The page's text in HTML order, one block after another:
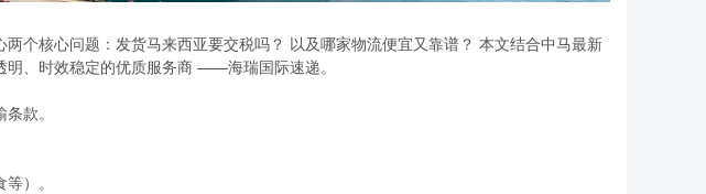
个核心问题：发货马来西亚要交税吗？ 以及哪家物流便宜又靠谱？ 本文结合中马最新
、时效稳定的优质服务商 ——海瑞国际速递。
款。
）。